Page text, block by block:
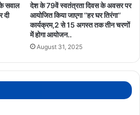
सवाल
देश के 79वें स्वतंत्रता दिवस के अवसर पर
आयोजित किया जाएगा ‘‘हर घर तिरंगा‘‘
कार्यक्रम,2 से 15 अगस्त तक तीन चरणों
में होगा आयोजन..
August 31, 2025